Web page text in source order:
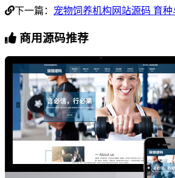
下一篇： 宠物饲养机构网站源码 育
商用源码推荐